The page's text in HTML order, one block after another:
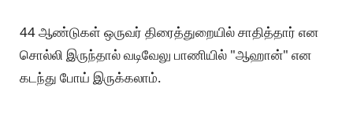
44 ஆண்டுகள் ஒருவர் திரைத்துறையில் சாதித்தார் என
சொல்லி இருந்தால் வடிவேலு பாணியில் "ஆஹான்" என
கடந்து போய் இருக்கலாம்.